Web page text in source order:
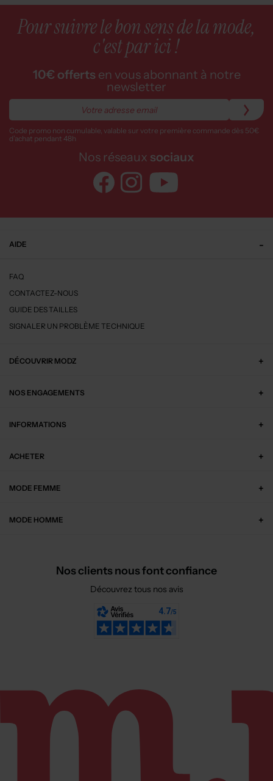
Pour suivre le bon sens de la mode,
c'est par ici !
10€ offerts en vous abonnant à notre
newsletter
Code promo non cumulable, valable sur votre première commande dès 50€
d’achat pendant 48h
Nos réseaux sociaux
AIDE
FAQ
CONTACTEZ-NOUS
GUIDE DES TAILLES
SIGNALER UN PROBLÈME TECHNIQUE
DÉCOUVRIR MODZ
NOS ENGAGEMENTS
INFORMATIONS
ACHETER
MODE FEMME
MODE HOMME
Nos clients nous font confiance
Découvrez tous nos avis